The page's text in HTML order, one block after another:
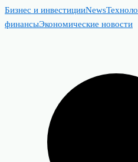
Бизнес и инвестицииNews
финансыЭкономические новости